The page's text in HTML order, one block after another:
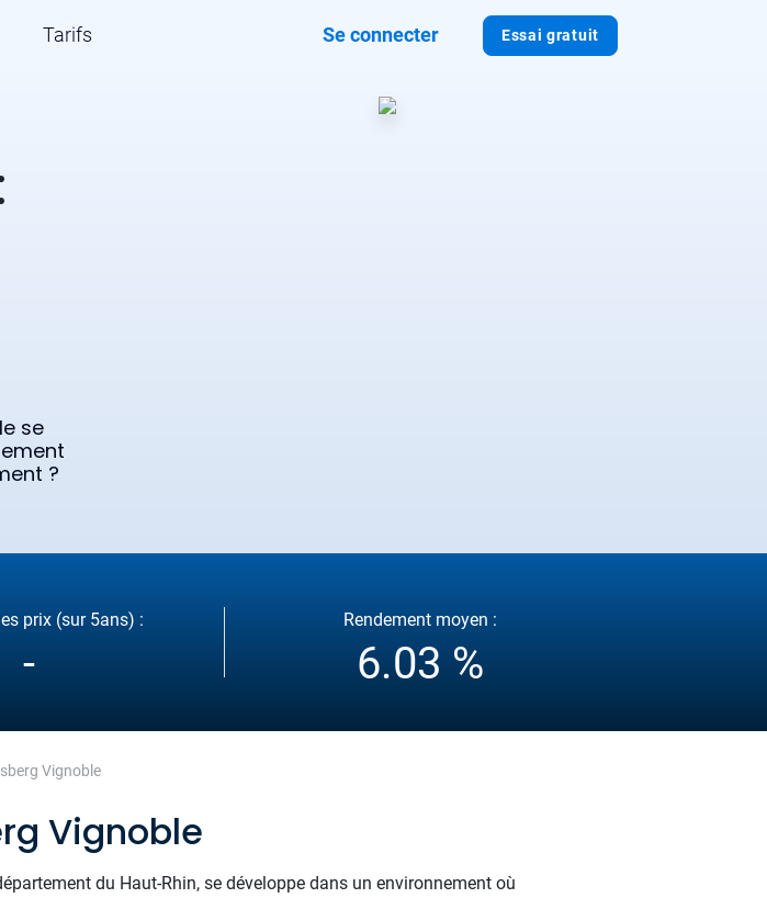
Essai gratuit
Tarifs Se connecter
se
?
prix (sur 5ans) :
-
Rendement moyen :
6.03 %
Vignoble
Vignoble
du Haut-Rhin, se développe dans un environnement où